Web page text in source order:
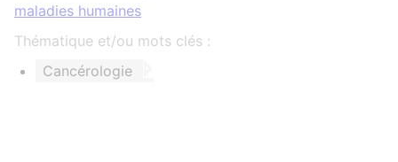
maladies humaines
Thématique et/ou mots clés :
Cancérologie